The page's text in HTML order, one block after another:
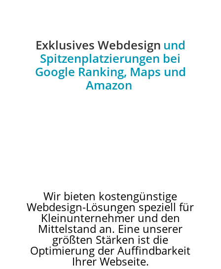
Exklusives Webdesign und
Spitzenplatzierungen bei
Google Ranking, Maps und
Amazon
Wir bieten kostengünstige
Webdesign-Lösungen speziell für
Kleinunternehmer und den
Mittelstand an. Eine unserer
größten Stärken ist die
Optimierung der Auffindbarkeit
Ihrer Webseite.